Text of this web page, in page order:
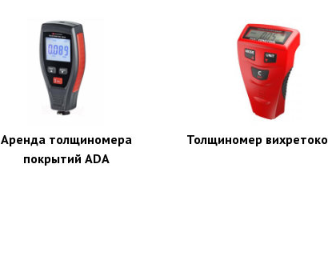
Аренда толщиномера
покрытий ADA
Толщиномер